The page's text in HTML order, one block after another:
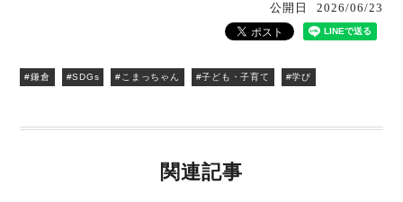
公開日 2026/06/23
#鎌倉 #SDGs #こまっちゃん #子ども・子育て #学び
関連記事